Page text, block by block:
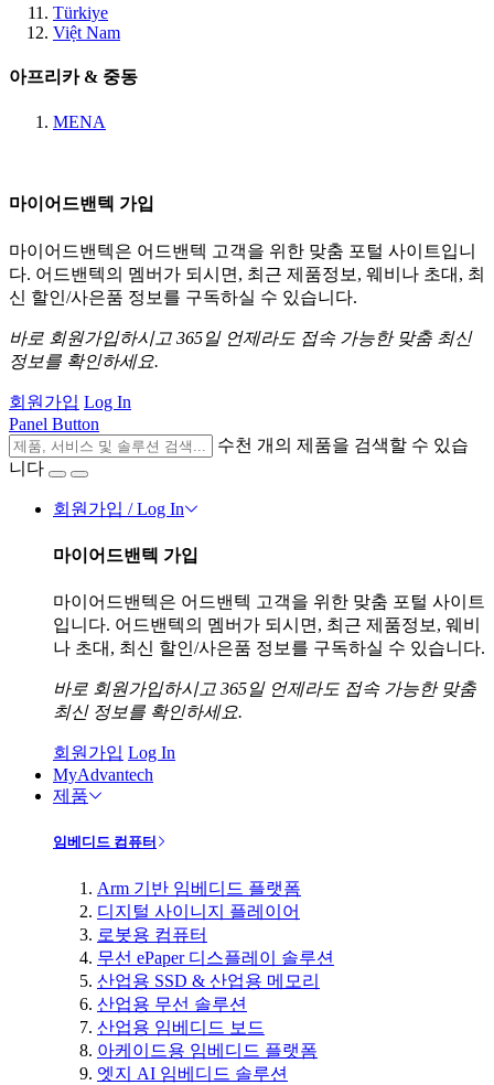
Türkiye
Việt Nam
아프리카 & 중동
MENA
마이어드밴텍 가입
마이어드밴텍은 어드밴텍 고객을 위한 맞춤 포털 사이트입니
다. 어드밴텍의 멤버가 되시면, 최근 제품정보, 웨비나 초대, 최
신 할인/사은품 정보를 구독하실 수 있습니다.
바로 회원가입하시고 365일 언제라도 접속 가능한 맞춤 최신
정보를 확인하세요.
회원가입 Log In
Panel Button
수천 개의 제품을 검색할 수 있습
니다
회원가입 / Log In
마이어드밴텍 가입
마이어드밴텍은 어드밴텍 고객을 위한 맞춤 포털 사이트
입니다. 어드밴텍의 멤버가 되시면, 최근 제품정보, 웨비
나 초대, 최신 할인/사은품 정보를 구독하실 수 있습니다.
바로 회원가입하시고 365일 언제라도 접속 가능한 맞춤
최신 정보를 확인하세요.
회원가입 Log In
MyAdvantech
제품
임베디드 컴퓨터
Arm 기반 임베디드 플랫폼
디지털 사이니지 플레이어
로봇용 컴퓨터
무선 ePaper 디스플레이 솔루션
산업용 SSD & 산업용 메모리
산업용 무선 솔루션
산업용 임베디드 보드
아케이드용 임베디드 플랫폼
엣지 AI 임베디드 솔루션